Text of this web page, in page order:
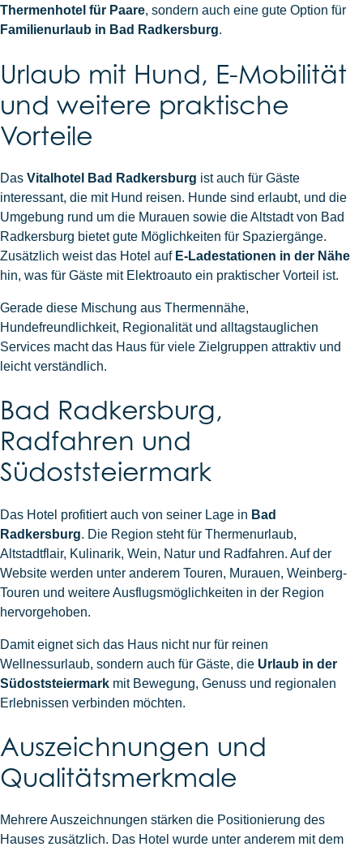
Thermenhotel für Paare, sondern auch eine gute Option für
Familienurlaub in Bad Radkersburg.
Urlaub mit Hund, E-Mobilität
und weitere praktische
Vorteile
Das Vitalhotel Bad Radkersburg ist auch für Gäste
interessant, die mit Hund reisen. Hunde sind erlaubt, und die
Umgebung rund um die Murauen sowie die Altstadt von Bad
Radkersburg bietet gute Möglichkeiten für Spaziergänge.
Zusätzlich weist das Hotel auf E-Ladestationen in der Nähe
hin, was für Gäste mit Elektroauto ein praktischer Vorteil ist.
Gerade diese Mischung aus Thermennähe,
Hundefreundlichkeit, Regionalität und alltagstauglichen
Services macht das Haus für viele Zielgruppen attraktiv und
leicht verständlich.
Bad Radkersburg,
Radfahren und
Südoststeiermark
Das Hotel profitiert auch von seiner Lage in Bad
Radkersburg. Die Region steht für Thermenurlaub,
Altstadtflair, Kulinarik, Wein, Natur und Radfahren. Auf der
Website werden unter anderem Touren, Murauen, Weinberg-
Touren und weitere Ausflugsmöglichkeiten in der Region
hervorgehoben.
Damit eignet sich das Haus nicht nur für reinen
Wellnessurlaub, sondern auch für Gäste, die Urlaub in der
Südoststeiermark mit Bewegung, Genuss und regionalen
Erlebnissen verbinden möchten.
Auszeichnungen und
Qualitätsmerkmale
Mehrere Auszeichnungen stärken die Positionierung des
Hauses zusätzlich. Das Hotel wurde unter anderem mit dem